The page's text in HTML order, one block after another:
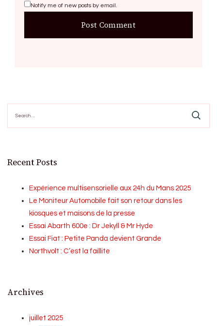
Notify me of new posts by email.
for:
Recent Posts
Expérience multisensorielle aux 24h du Mans 2025
Le Moniteur Automobile fait son retour dans les
kiosques et maisons de la presse
Essai Abarth 600e : Dr Jekyll & Mr Hyde
Essai Fiat : Petite Panda devient Grande
Northvolt : C’est la faillite
Archives
juillet 2025